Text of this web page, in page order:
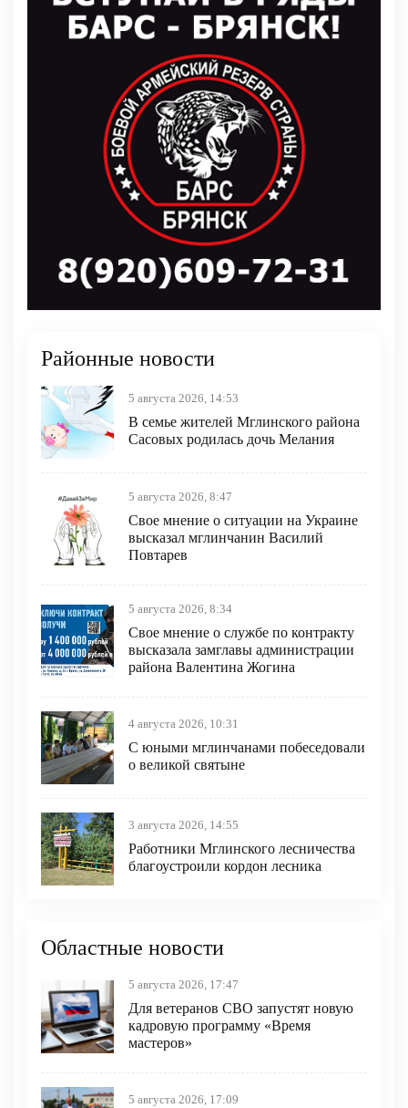
Районные новости
5 августа 2026, 14:53
В семье жителей Мглинского района
Сасовых родилась дочь Мелания
5 августа 2026, 8:47
Свое мнение о ситуации на Украине
высказал мглинчанин Василий
Повтарев
5 августа 2026, 8:34
Свое мнение о службе по контракту
высказала замглавы администрации
района Валентина Жогина
4 августа 2026, 10:31
С юными мглинчанами побеседовали
о великой святыне
3 августа 2026, 14:55
Работники Мглинского лесничества
благоустроили кордон лесника
Областные новости
5 августа 2026, 17:47
Для ветеранов СВО запустят новую
кадровую программу «Время
мастеров»
5 августа 2026, 17:09